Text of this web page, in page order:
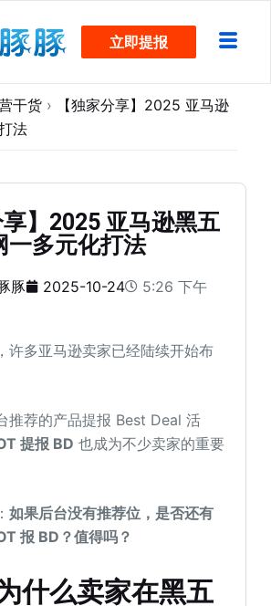
立即提报
干货 ›
【独家分享】2025 亚马逊
法
享】2025 亚马逊黑五
一多元化打法
豚 2025-10-24 5:26 下午
许多亚马逊卖家已经陆续开始布
推荐的产品提报 Best Deal 活
提报 BD 也成为不少卖家的重要
如果后台没有推荐位，是否还有
报 BD？值得吗？
什么卖家在黑五